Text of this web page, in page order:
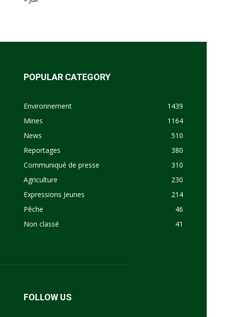
POPULAR CATEGORY
Environnement
1439
Mines
1164
News
510
Reportages
380
Communiqué de presse
310
Agriculture
230
Expressions Jeunes
214
Pêche
46
Non classé
41
FOLLOW US